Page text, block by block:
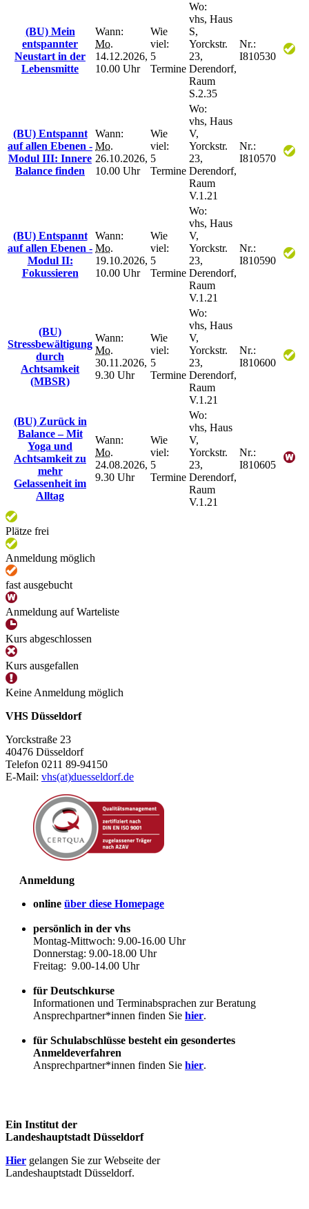
(BU) Mein
entspannter
Neustart in der
Lebensmitte
Wann:
Mo.
14.12.2026,
10.00 Uhr
Wie
viel:
5
Termine
Wo:
vhs, Haus
S,
Yorckstr.
23,
Derendorf,
Raum
S.2.35
Nr.:
I810530
(BU) Entspannt
auf allen Ebenen -
Modul III: Innere
Balance finden
Wann:
Mo.
26.10.2026,
10.00 Uhr
Wie
viel:
5
Termine
Wo:
vhs, Haus
V,
Yorckstr.
23,
Derendorf,
Raum
V.1.21
Nr.:
I810570
(BU) Entspannt
auf allen Ebenen -
Modul II:
Fokussieren
Wann:
Mo.
19.10.2026,
10.00 Uhr
Wie
viel:
5
Termine
Wo:
vhs, Haus
V,
Yorckstr.
23,
Derendorf,
Raum
V.1.21
Nr.:
I810590
(BU)
Stressbewältigung
durch
Achtsamkeit
(MBSR)
Wann:
Mo.
30.11.2026,
9.30 Uhr
Wie
viel:
5
Termine
Wo:
vhs, Haus
V,
Yorckstr.
23,
Derendorf,
Raum
V.1.21
Nr.:
I810600
(BU) Zurück in
Balance – Mit
Yoga und
Achtsamkeit zu
mehr
Gelassenheit im
Alltag
Wann:
Mo.
24.08.2026,
9.30 Uhr
Wie
viel:
5
Termine
Wo:
vhs, Haus
V,
Yorckstr.
23,
Derendorf,
Raum
V.1.21
Nr.:
I810605
Plätze frei
Anmeldung möglich
fast ausgebucht
Anmeldung auf Warteliste
Kurs abgeschlossen
Kurs ausgefallen
Keine Anmeldung möglich
VHS Düsseldorf
Yorckstraße 23
40476 Düsseldorf
Telefon 0211 89-94150
E-Mail: vhs(at)duesseldorf.de
Anmeldung
online über diese Homepage
persönlich in der vhs
Montag-Mittwoch: 9.00-16.00 Uhr
Donnerstag: 9.00-18.00 Uhr
Freitag: 9.00-14.00 Uhr
für Deutschkurse
Informationen und Terminabsprachen zur Beratung
Ansprechpartner*innen finden Sie hier.
für Schulabschlüsse besteht ein gesondertes
Anmeldeverfahren
Ansprechpartner*innen finden Sie hier.
Ein Institut der
Landeshauptstadt Düsseldorf
Hier gelangen Sie zur Webseite der
Landeshauptstadt Düsseldorf.